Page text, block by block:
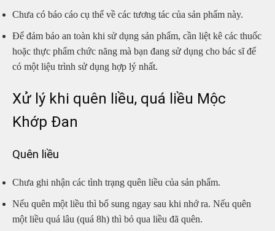
Chưa có báo cáo cụ thể về các tương tác của sản phẩm này.
Để đảm bảo an toàn khi sử dụng sản phẩm, cần liệt kê các thuốc
hoặc thực phẩm chức năng mà bạn đang sử dụng cho bác sĩ để
có một liệu trình sử dụng hợp lý nhất.
Xử lý khi quên liều, quá liều Mộc
Khớp Đan
Quên liều
Chưa ghi nhận các tình trạng quên liều của sản phẩm.
Nếu quên một liều thì bổ sung ngay sau khi nhớ ra. Nếu quên
một liều quá lâu (quá 8h) thì bỏ qua liều đã quên.